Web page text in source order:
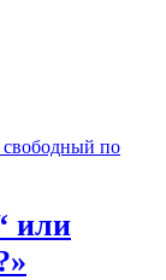
свободный по
или